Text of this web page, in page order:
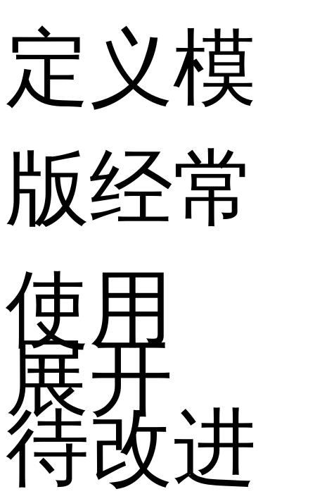
定义模
版经常
使用
展开
待改进